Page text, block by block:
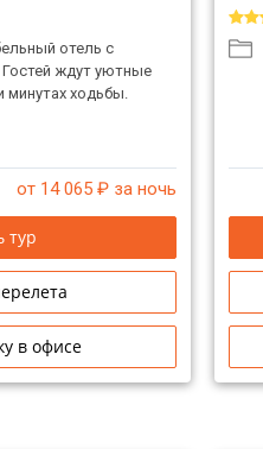
отель с
ждут уютные
минутах ходьбы.
от 14 065₽ за ночь
тур
в офисе